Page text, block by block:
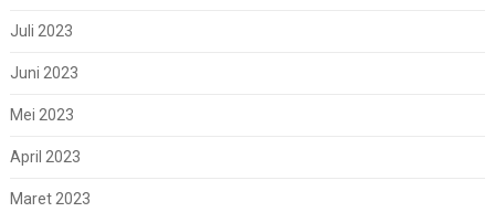
Juli 2023
Juni 2023
Mei 2023
April 2023
Maret 2023